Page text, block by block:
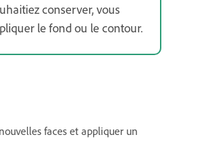
conserver, vous
le fond ou le contour.
faces et appliquer un